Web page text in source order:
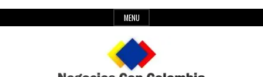
to
MENU